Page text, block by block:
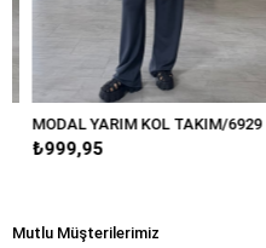
MODAL YARIM KOL TAKIM/6929
₺999,95
Mutlu Müşterilerimiz